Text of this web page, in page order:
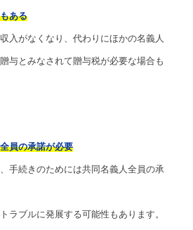
ある
入がなくなり、代わりにほかの名義人
与とみなされて贈与税が必要な場合も
員の承諾が必要
手続きのためには共同名義人全員の承
ラブルに発展する可能性もあります。